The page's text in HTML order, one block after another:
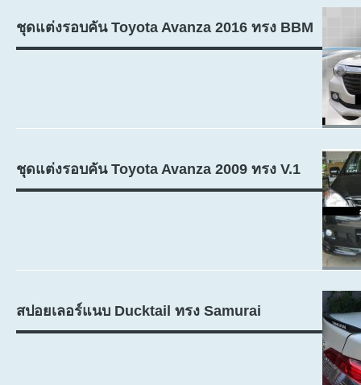
ชุดแต่งรอบคัน Toyota Avanza 2016 ทรง BBM
ชุดแต่งรอบคัน Toyota Avanza 2009 ทรง V.1
สปอยเลอร์แนบ Ducktail ทรง Samurai